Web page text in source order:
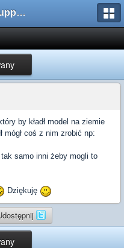
AMXX.pl: Support AMX Mod X i SourceMod
by kładł model na ziemie
mógł coś z nim zrobić np:
samo inni żeby mogli to
Dziękuję